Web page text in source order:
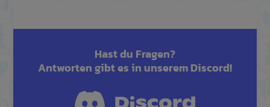
Hast du Fragen?
Antworten gibt es in unserem Discord!